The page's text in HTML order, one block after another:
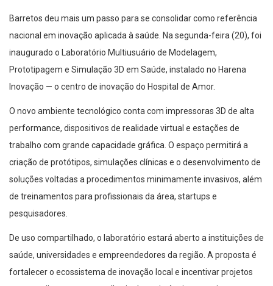
Barretos deu mais um passo para se consolidar como referência
nacional em inovação aplicada à saúde. Na segunda-feira (20), foi
inaugurado o Laboratório Multiusuário de Modelagem,
Prototipagem e Simulação 3D em Saúde, instalado no Harena
Inovação — o centro de inovação do Hospital de Amor.
O novo ambiente tecnológico conta com impressoras 3D de alta
performance, dispositivos de realidade virtual e estações de
trabalho com grande capacidade gráfica. O espaço permitirá a
criação de protótipos, simulações clínicas e o desenvolvimento de
soluções voltadas a procedimentos minimamente invasivos, além
de treinamentos para profissionais da área, startups e
pesquisadores.
De uso compartilhado, o laboratório estará aberto a instituições de
saúde, universidades e empreendedores da região. A proposta é
fortalecer o ecossistema de inovação local e incentivar projetos